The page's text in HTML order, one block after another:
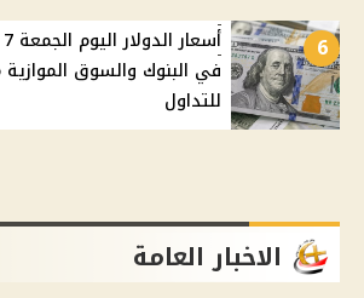
6
في البنوك والسوق
للتداول
الاخبار العامة